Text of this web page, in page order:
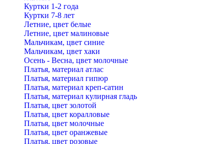
Куртки 1-2 года
Куртки 7-8 лет
Летние, цвет белые
Летние, цвет малиновые
Мальчикам, цвет синие
Мальчикам, цвет хаки
Осень - Весна, цвет молочные
Платья, материал атлас
Платья, материал гипюр
Платья, материал креп-сатин
Платья, материал кулирная гладь
Платья, цвет золотой
Платья, цвет коралловые
Платья, цвет молочные
Платья, цвет оранжевые
Платья, цвет розовые